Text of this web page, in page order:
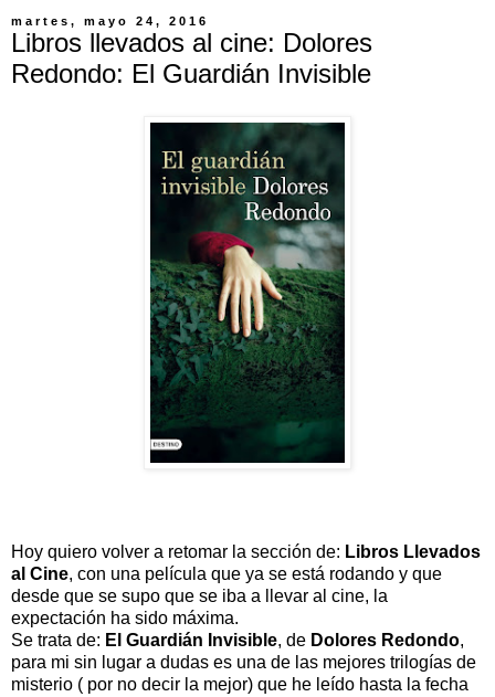
martes, mayo 24, 2016
Libros llevados al cine: Dolores
Redondo: El Guardián Invisible
Hoy quiero volver a retomar la sección de: Libros Llevados
al Cine, con una película que ya se está rodando y que
desde que se supo que se iba a llevar al cine, la
expectación ha sido máxima.
Se trata de: El Guardián Invisible, de Dolores Redondo,
para mi sin lugar a dudas es una de las mejores trilogías de
misterio ( por no decir la mejor) que he leído hasta la fecha